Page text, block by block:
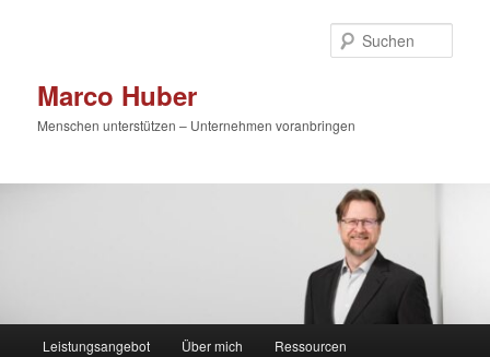
Marco Huber
Menschen unterstützen – Unternehmen voranbringen
Leistungsangebot Über mich Ressourcen